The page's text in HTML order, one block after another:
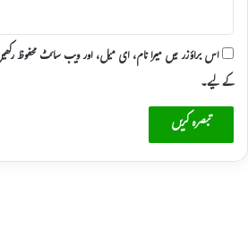
اس براؤزر میں میرا نام، ای میل، اور ویب سائٹ محفوظ
کےلیے۔